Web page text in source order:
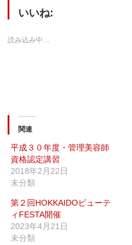
共
有
い
す)
ク
リ
し
で
開
き
ま
す)
いいね:
読み込み中…
関連
平成３０年度・管理美容師
資格認定講習
2018年2月22日
未分類
第２回HOKKAIDOビューテ
ィFESTA開催
2023年4月21日
未分類